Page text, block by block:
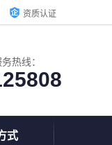
资质认证
热线：
式